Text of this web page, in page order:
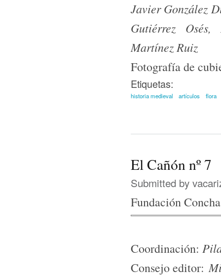
Javier González
Gutiérrez Osés,
Martínez Ruiz
Fotografía de
Etiquetas:
historia medieval artículos flora
El Cañón nº 7
Submitted by
Fundación
Coordinación:
Consejo editor: